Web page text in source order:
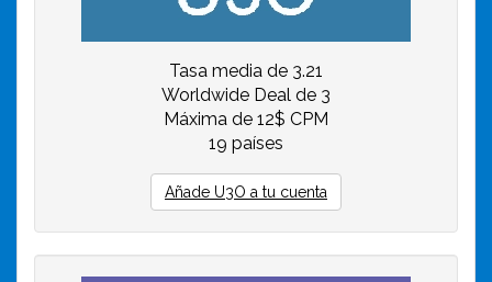
Tasa media de 3.21
Worldwide Deal de 3
Máxima de 12$ CPM
19 países
Añade U3O a tu cuenta